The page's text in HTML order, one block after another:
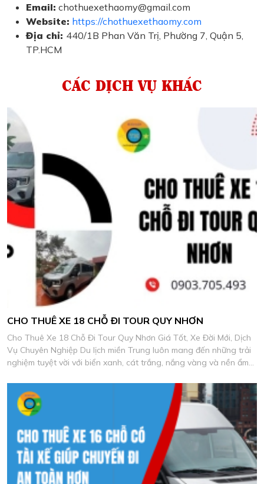
Email: chothuexethaomy@gmail.com
Website: https://chothuexethaomy.com
Địa chỉ: 440/1B Phan Văn Trị, Phường 7, Quận 5,
TP.HCM
CÁC DỊCH VỤ KHÁC
CHO THUÊ XE 18 CHỖ ĐI TOUR QUY NHƠN
Cho Thuê Xe 18 Chỗ Đi Tour Quy Nhơn Giá Tốt, Xe Đời Mới, Dịch
Vụ Chuyên Nghiệp Du lịch miền Trung luôn mang đến những trải
nghiệm tuyệt vời với biển xanh, cát trắng, nắng vàng và nền ẩm